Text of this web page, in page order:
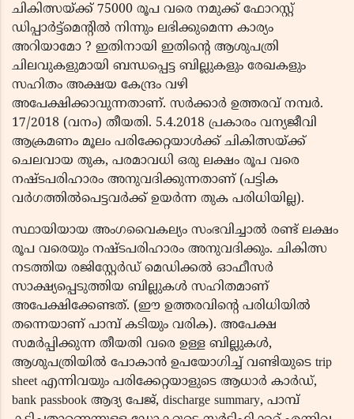
ചികിത്സയ്ക്ക് 75000 രൂപ വരെ നമുക്ക് ഫോറസ്റ്റ്
ഡിപ്പാര്‍ട്ട്മെന്‍റില്‍ നിന്നും ലഭിക്കുമെന്ന കാര്യം
അറിയാമോ ? ഇതിനായി ഇതിന്‍റെ ആശുപത്രി
ചിലവുകളുമായി ബന്ധപ്പെട്ട ബില്ലുകളും രേഖകളും
സഹിതം അക്ഷയ കേന്ദ്രം വഴി
അപേക്ഷിക്കാവുന്നതാണ്. സർക്കാർ ഉത്തരവ് നമ്പർ.
17/2018 (വനം) തീയതി. 5.4.2018 പ്രകാരം വന്യജീവി
ആക്രമണം മൂലം പരിക്കേറ്റയാൾക്ക് ചികിത്സയ്ക്ക്
ചെലവായ തുക, പരമാവധി ഒരു ലക്ഷം രൂപ വരെ
നഷ്ടപരിഹാരം അനുവദിക്കുന്നതാണ് (പട്ടിക
വർഗത്തിൽപെട്ടവർക്ക് ഉയർന്ന തുക പരിധിയില്ല).
സ്ഥായിയായ അംഗവൈകല്യം സംഭവിച്ചാൽ രണ്ട് ലക്ഷം
രൂപ വരെയും നഷ്ടപരിഹാരം അനുവദിക്കും. ചികിത്സ
നടത്തിയ രജിസ്റ്റേർഡ് മെഡിക്കൽ ഓഫീസർ
സാക്ഷ്യപ്പെടുത്തിയ ബില്ലുകൾ സഹിതമാണ്
അപേക്ഷിക്കേണ്ടത്. (ഈ ഉത്തരവിന്‍റെ പരിധിയില്‍
തന്നെയാണ് പാമ്പ് കടിയും വരിക). അപേക്ഷ
സമർപ്പിക്കുന്ന തീയതി വരെ ഉള്ള ബില്ലുകൾ,
ആശുപത്രിയിൽ പോകാൻ ഉപയോഗിച്ച് വണ്ടിയുടെ trip
sheet എന്നിവയും പരിക്കേറ്റയാളുടെ ആധാർ കാർഡ്,
bank passbook ആദ്യ പേജ്, discharge summary, പാമ്പ്